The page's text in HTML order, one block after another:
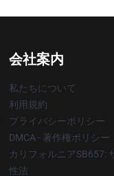
会社案内
私たちについて
利用規約
プライバシーポリシー
DMCA - 著作権ポリシー
カリフォルニアSB657:
性法